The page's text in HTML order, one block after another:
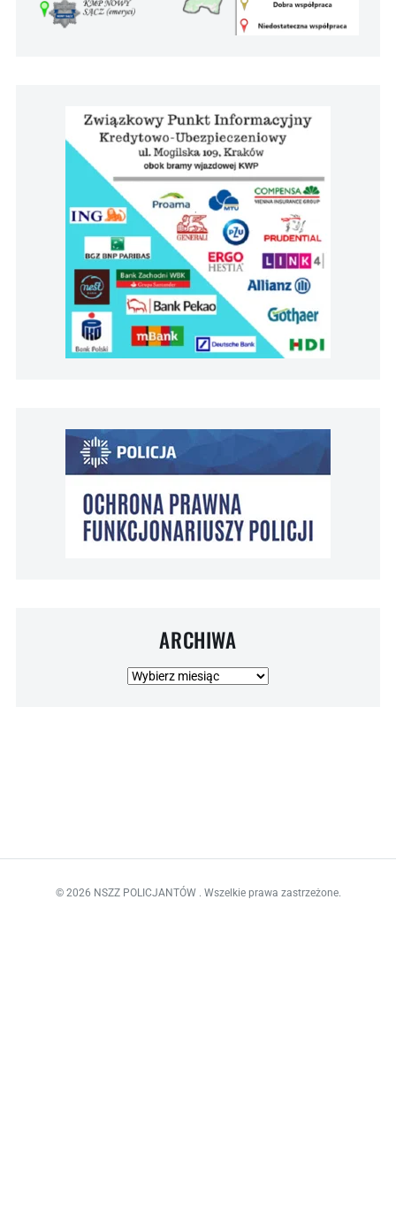
ARCHIWA
Archiwa
© 2026 NSZZ POLICJANTÓW . Wszelkie prawa zastrzeżone.